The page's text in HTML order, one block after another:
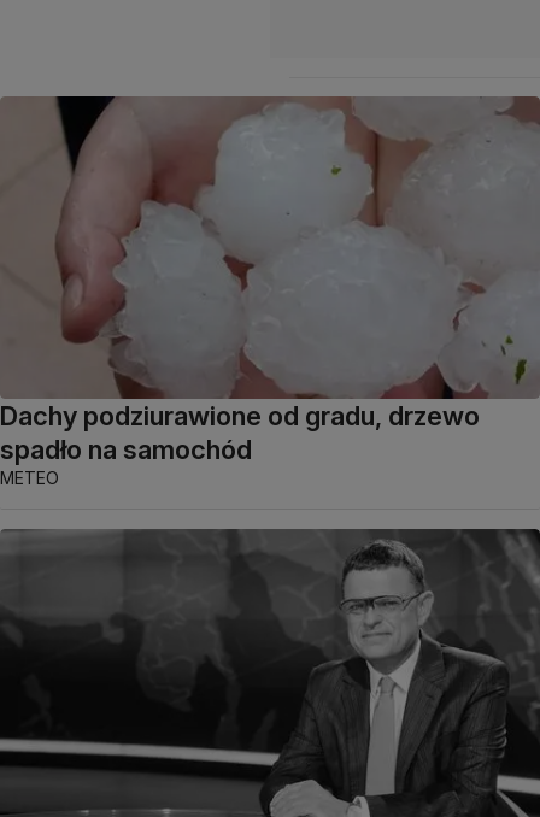
Dachy podziurawione od gradu, drzewo
spadło na samochód
METEO